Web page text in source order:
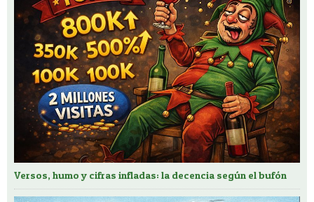
Versos, humo y cifras infladas: la decencia según el bufón